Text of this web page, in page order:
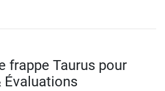
frappe Taurus pour
Évaluations